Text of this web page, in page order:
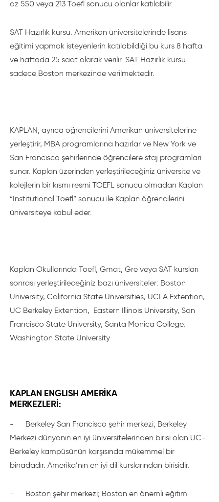
az 550 veya 213 Toefl sonucu olanlar katılabilir.
SAT Hazırlık kursu. Amerikan üniversitelerinde lisans
eğitimi yapmak isteyenlerin katılabildiği bu kurs 8 hafta
ve haftada 25 saat olarak verilir. SAT Hazırlık kursu
sadece Boston merkezinde verilmektedir.
KAPLAN, ayrıca öğrencilerini Amerikan üniversitelerine
yerleştirir, MBA programlarına hazırlar ve New York ve
San Francisco şehirlerinde öğrencilere staj programları
sunar. Kaplan üzerinden yerleştirileceğiniz üniversite ve
kolejlerin bir kısmı resmi TOEFL sonucu olmadan Kaplan
“Institutional Toefl” sonucu ile Kaplan öğrencilerini
üniversiteye kabul eder.
Kaplan Okullarında Toefl, Gmat, Gre veya SAT kursları
sonrası yerleştirileceğiniz bazı üniversiteler: Boston
University, California State Universities, UCLA Extention,
UC Berkeley Extention, Eastern Illinois University, San
Francisco State University, Santa Monica College,
Washington State University
KAPLAN ENGLISH AMERİKA
MERKEZLERİ:
-
Berkeley San Francisco şehir merkezi; Berkeley
Merkezi dünyanın en iyi üniversitelerinden birisi olan UC-
Berkeley kampüsünün karşısında mükemmel bir
binadadır. Amerika’nın en iyi dil kurslarından birisidir.
-
Boston şehir merkezi; Boston en önemli eğitim